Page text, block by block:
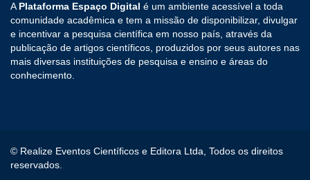
A Plataforma Espaço Digital é um ambiente acessível a toda
comunidade acadêmica e tem a missão de disponibilizar, divulgar
e incentivar a pesquisa científica em nosso país, através da
publicação de artigos científicos, produzidos por seus autores nas
mais diversas instituições de pesquisa e ensino e áreas do
conhecimento.
© Realize Eventos Científicos e Editora Ltda, Todos os direitos
reservados.